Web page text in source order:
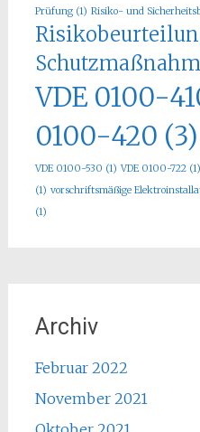
Prüfung(1) Risiko- und
VDE 0100-
0100-420 (3)
VDE 0100-530 (1) VDE 0100-722(1)
(1) vorschriftsmäßige
(1)
Archiv
Februar 2022
November 2021